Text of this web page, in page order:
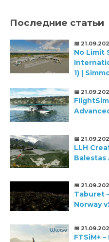
Последние статьи
📅
No Limit
1) |
📅
📅
LLH
Balestas
📅
Taburet
Norway
📅
FTSiM+